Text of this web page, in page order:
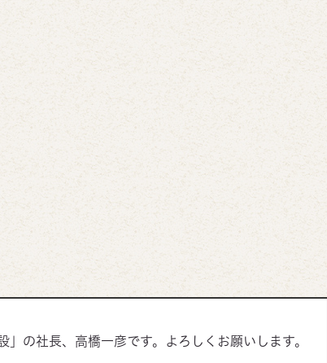
の社長、高橋一彦です。よろしくお願いします。